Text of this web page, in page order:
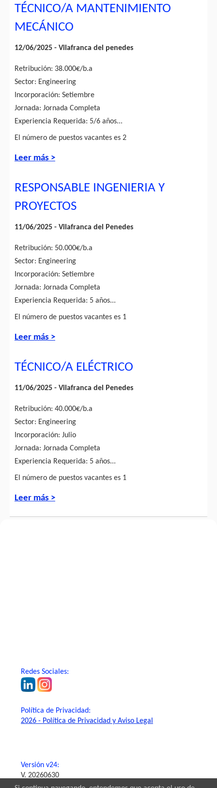
TÉCNICO/A MANTENIMIENTO
MECÁNICO
12/06/2025 - Vilafranca del penedes
Retribución: 38.000€/b.a
Sector: Engineering
Incorporación: Setiembre
Jornada: Jornada Completa
Experiencia Requerida: 5/6 años...
El número de puestos vacantes es 2
Leer más >
RESPONSABLE INGENIERIA Y
PROYECTOS
11/06/2025 - Vilafranca del Penedes
Retribución: 50.000€/b.a
Sector: Engineering
Incorporación: Setiembre
Jornada: Jornada Completa
Experiencia Requerida: 5 años...
El número de puestos vacantes es 1
Leer más >
TÉCNICO/A ELÉCTRICO
11/06/2025 - Vilafranca del Penedes
Retribución: 40.000€/b.a
Sector: Engineering
Incorporación: Julio
Jornada: Jornada Completa
Experiencia Requerida: 5 años...
El número de puestos vacantes es 1
Leer más >
Redes Sociales:
Política de Privacidad:
2026 - Política de Privacidad y Aviso Legal
Versión v24:
V. 20260630